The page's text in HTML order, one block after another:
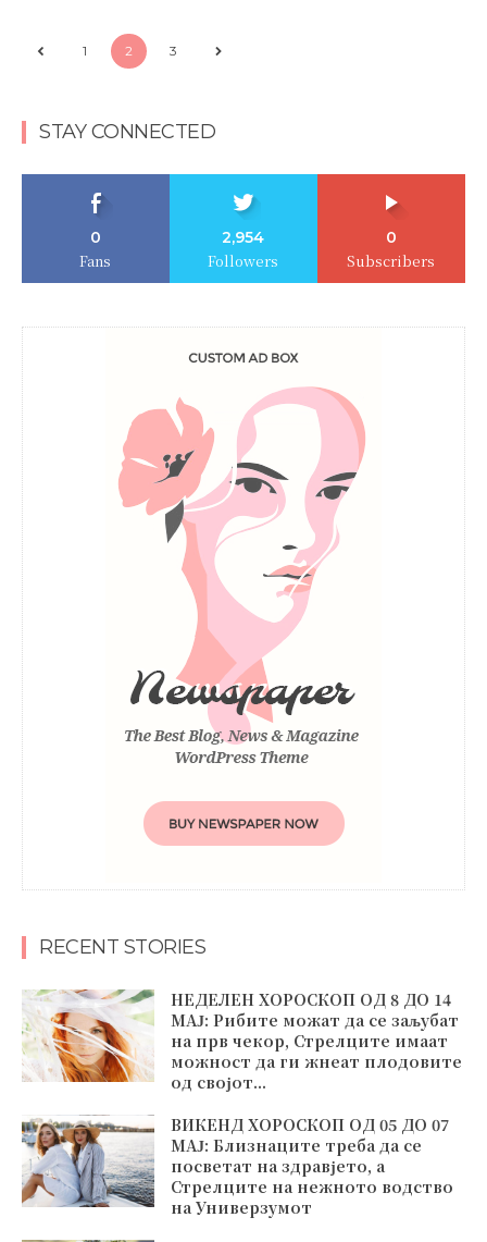
1 2 3
STAY CONNECTED
0
Fans
2,954
Followers
0
Subscribers
RECENT STORIES
НЕДЕЛЕН ХОРОСКОП ОД 8 ДО 14
МАЈ: Рибите можат да се заљубат
на прв чекор, Стрелците имаат
можност да ги жнеат плодовите
од својот...
ВИКЕНД ХОРОСКОП ОД 05 ДО 07
МАЈ: Близнаците треба да се
посветат на здравјето, а
Стрелците на нежното водство
на Универзумот